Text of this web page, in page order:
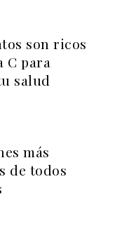
son ricos
C para
salud
más
de todos